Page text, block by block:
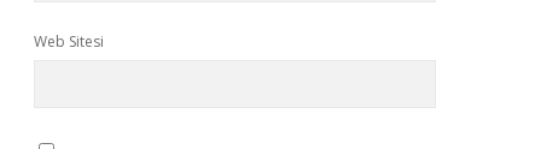
Web Sitesi